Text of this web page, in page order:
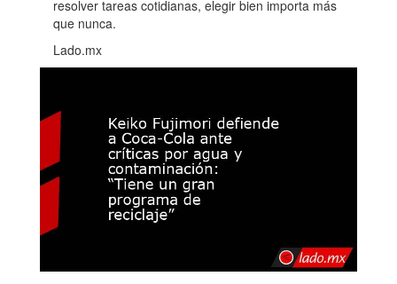
resolver tareas cotidianas, elegir bien importa más
que nunca.
Lado.mx